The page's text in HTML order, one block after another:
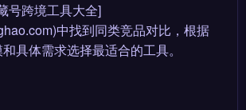
号跨境工具大全]
中找到同类竞品对比，根据
具体需求选择最适合的工具。